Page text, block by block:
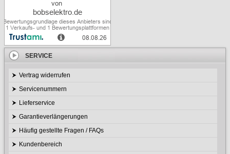
SERVICE
Vertrag widerrufen
Servicenummern
Lieferservice
Garantieverlängerungen
Häufig gestellte Fragen / FAQs
Kundenbereich